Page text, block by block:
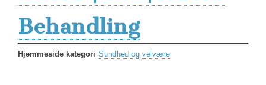
Behandling
Hjemmeside kategori Sundhed og velvære